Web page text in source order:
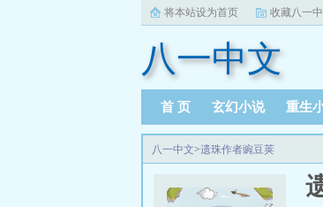
将本站设为首页 收藏八一
八一中文
首 页 玄幻小说 重生
八一中文>遗珠作者豌豆荚